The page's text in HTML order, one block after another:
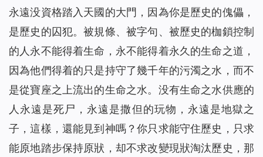
永遠没資格踏入天國的大門，因為你是歷史的傀儡，
是歷史的囚犯。被規條、被字句、被歷史的枷鎖控制
的人永不能得着生命，永不能得着永久的生命之道，
因為他們得着的只是持守了幾千年的污濁之水，而不
是從寶座之上流出的生命之水。没有生命之水供應的
人永遠是死尸，永遠是撒但的玩物，永遠是地獄之
子，這樣，還能見到神嗎？你只求能守住歷史，只求
能原地踏步保持原狀，却不求改變現狀淘汰歷史，那